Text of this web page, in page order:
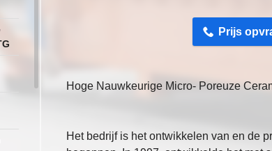
Prijs
Hoge Nauwkeurige Micro- Poreuze
Het bedrijf is het ontwikkelen van en de